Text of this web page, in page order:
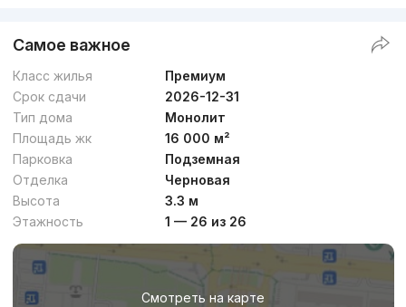
Самое важное
Класс жилья
Премиум
Срок сдачи
2026-12-31
Тип дома
Монолит
Площадь жк
16 000 м²
Парковка
Подземная
Отделка
Черновая
Высота
3.3 м
Этажность
1 — 26 из 26
Смотреть на карте